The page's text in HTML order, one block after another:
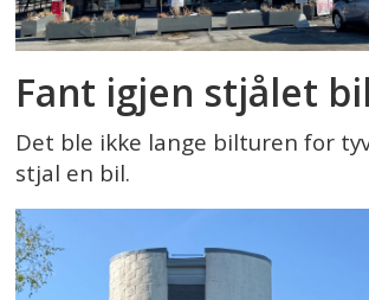
Fant igjen stjålet bil
Det ble ikke lange bilturen for
stjal en bil.